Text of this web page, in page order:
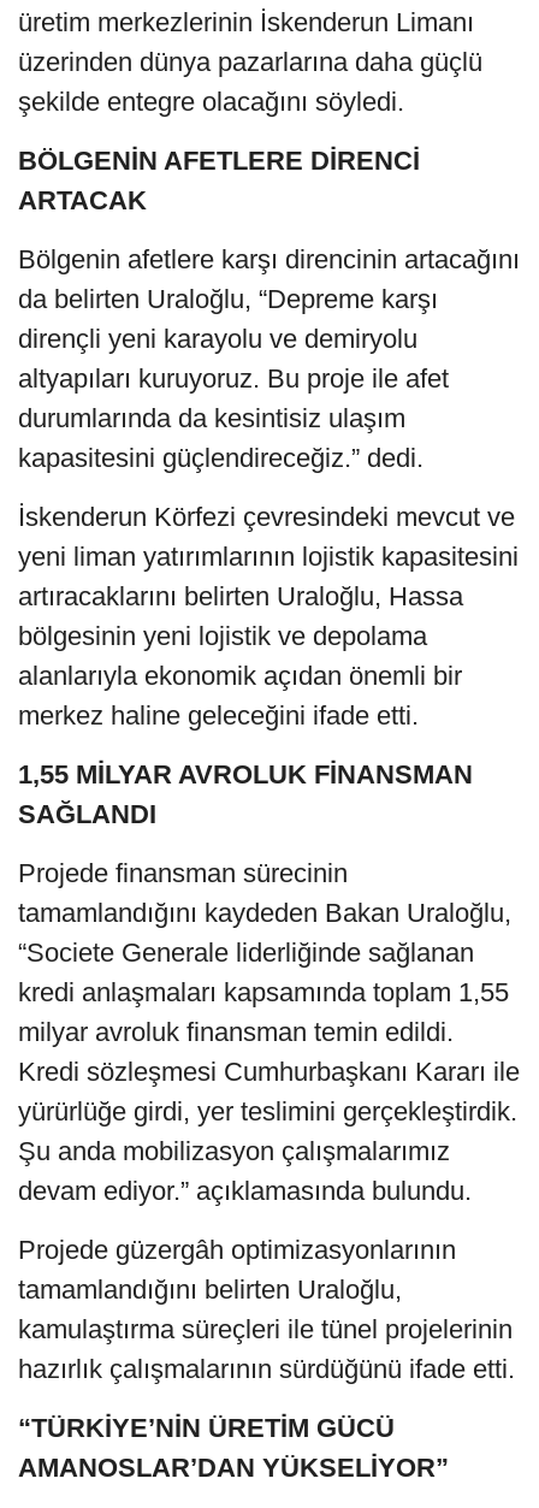
üretim merkezlerinin İskenderun Limanı
üzerinden dünya pazarlarına daha güçlü
şekilde entegre olacağını söyledi.
BÖLGENİN AFETLERE DİRENCİ
ARTACAK
Bölgenin afetlere karşı direncinin artacağını
da belirten Uraloğlu, “Depreme karşı
dirençli yeni karayolu ve demiryolu
altyapıları kuruyoruz. Bu proje ile afet
durumlarında da kesintisiz ulaşım
kapasitesini güçlendireceğiz.” dedi.
İskenderun Körfezi çevresindeki mevcut ve
yeni liman yatırımlarının lojistik kapasitesini
artıracaklarını belirten Uraloğlu, Hassa
bölgesinin yeni lojistik ve depolama
alanlarıyla ekonomik açıdan önemli bir
merkez haline geleceğini ifade etti.
1,55 MİLYAR AVROLUK FİNANSMAN
SAĞLANDI
Projede finansman sürecinin
tamamlandığını kaydeden Bakan Uraloğlu,
“Societe Generale liderliğinde sağlanan
kredi anlaşmaları kapsamında toplam 1,55
milyar avroluk finansman temin edildi.
Kredi sözleşmesi Cumhurbaşkanı Kararı ile
yürürlüğe girdi, yer teslimini gerçekleştirdik.
Şu anda mobilizasyon çalışmalarımız
devam ediyor.” açıklamasında bulundu.
Projede güzergâh optimizasyonlarının
tamamlandığını belirten Uraloğlu,
kamulaştırma süreçleri ile tünel projelerinin
hazırlık çalışmalarının sürdüğünü ifade etti.
“TÜRKİYE’NİN ÜRETİM GÜCÜ
AMANOSLAR’DAN YÜKSELİYOR”